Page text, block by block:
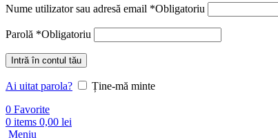
Nume utilizator sau adresă email *Obligatoriu
Parolă *Obligatoriu
Intră în contul tău
Ai uitat parola?
Ține-mă minte
0 Favorite
0 items 0,00 lei
Meniu